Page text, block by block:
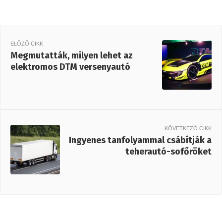
ELŐZŐ CIKK
Megmutatták, milyen lehet az
elektromos DTM versenyautó
KÖVETKEZŐ CIKK
Ingyenes tanfolyammal csábítják a
teherautó-sofőröket